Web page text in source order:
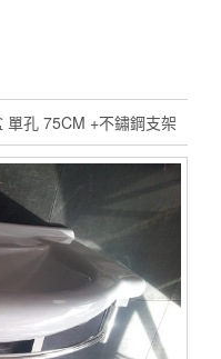
單孔 75CM +不鏽鋼支架